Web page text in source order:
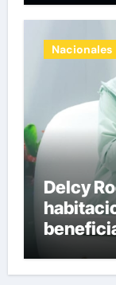
Nacionales
Delcy